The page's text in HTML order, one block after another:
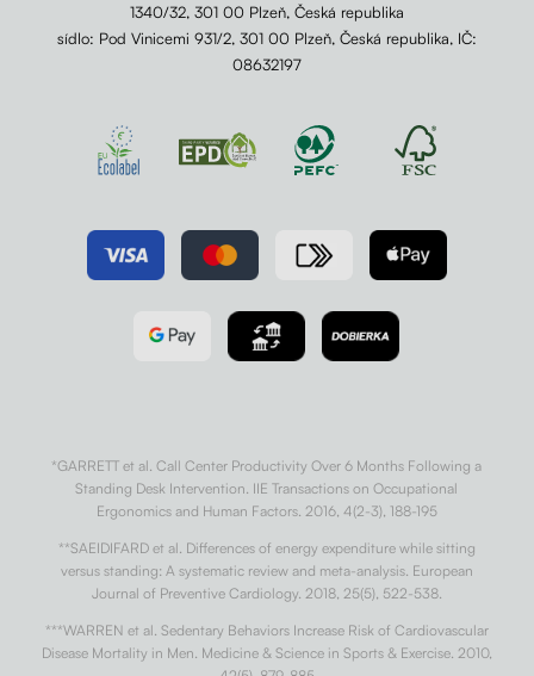
1340/32, 301 00 Plzeň, Česká republika
sídlo: Pod Vinicemi 931/2, 301 00 Plzeň, Česká republika, IČ:
08632197
*GARRETT et al. Call Center Productivity Over 6 Months Following a
Standing Desk Intervention. IIE Transactions on Occupational
Ergonomics and Human Factors. 2016, 4(2-3), 188-195
**SAEIDIFARD et al. Differences of energy expenditure while sitting
versus standing: A systematic review and meta-analysis. European
Journal of Preventive Cardiology. 2018, 25(5), 522-538.
***WARREN et al. Sedentary Behaviors Increase Risk of Cardiovascular
Disease Mortality in Men. Medicine & Science in Sports & Exercise. 2010,